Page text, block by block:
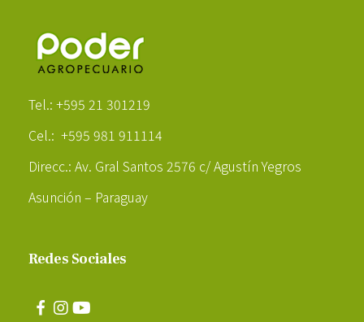
Tel.: +595 21 301219
Cel.: +595 981 911114
Direcc.: Av. Gral Santos 2576 c/ Agustín Yegros
Asunción – Paraguay
Redes Sociales